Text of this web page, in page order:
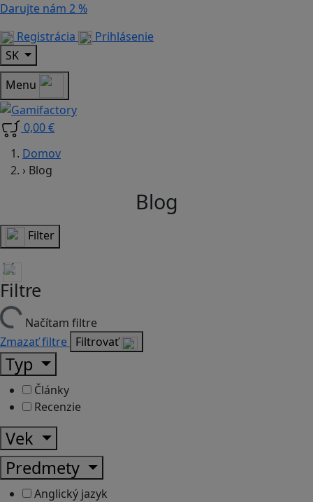
Darujte nám 2 %
Registrácia
Prihlásenie
SK
Menu
0,00 €
Domov
› Blog
Blog
Filter
Filtre
Načítam filtre
Zmazať filtre Filtrovať
Typ
Články
Recenzie
Vek
Predmety
Anglický jazyk